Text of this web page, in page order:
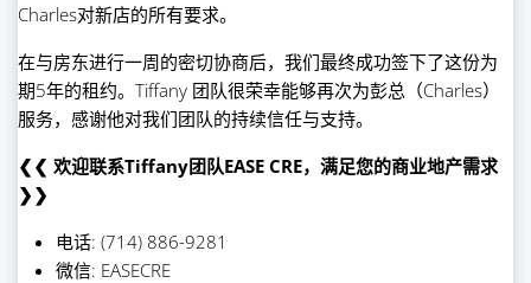
Charles对新店的所有要求。
在与房东进行一周的密切协商后，我们最终成功签下了这份为
期5年的租约。Tiffany 团队很荣幸能够再次为彭总（Charles）
服务，感谢他对我们团队的持续信任与支持。
❮❮ 欢迎联系Tiffany团队EASE CRE，满足您的商业地产需求
❯❯
电话: (714) 886-9281
微信: EASECRE